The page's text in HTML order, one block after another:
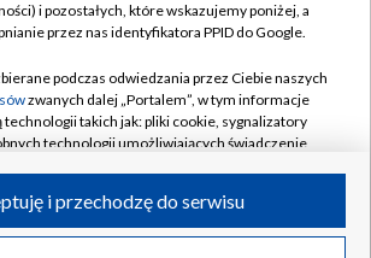
Telegazeta ogłoszenia
Rada Programowa
Ogłoszenia przetargowe
Akademia Telewizyjna
Informacje o nadawcy
Kontakt
Kanały
Polska Spółka Akcyjna w likwidacji
i pozostałych, które wskazujemy poniżej, a
przez nas identyfikatora PPID do Google.
podczas odwiedzania przez Ciebie naszych
zwanych dalej „Portalem”, w tym informacje
technologii takich jak: pliki cookie, sygnalizatory
technologii umożliwiających świadczenie
i przechodzę do serwisu